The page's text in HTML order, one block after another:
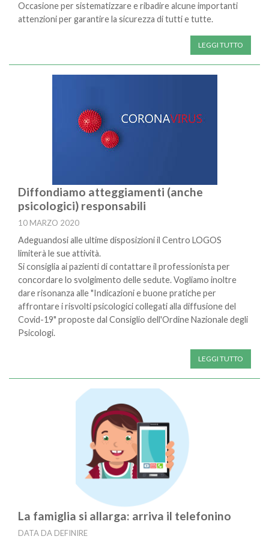
Occasione per sistematizzare e ribadire alcune importanti
attenzioni per garantire la sicurezza di tutti e tutte.
LEGGI TUTTO
Diffondiamo atteggiamenti (anche
psicologici) responsabili
10 MARZO 2020
Adeguandosi alle ultime disposizioni il Centro LOGOS
limiterà le sue attività.
Si consiglia ai pazienti di contattare il professionista per
concordare lo svolgimento delle sedute. Vogliamo inoltre
dare risonanza alle "Indicazioni e buone pratiche per
affrontare i risvolti psicologici collegati alla diffusione del
Covid-19" proposte dal Consiglio dell'Ordine Nazionale degli
Psicologi.
LEGGI TUTTO
La famiglia si allarga: arriva il telefonino
DATA DA DEFINIRE